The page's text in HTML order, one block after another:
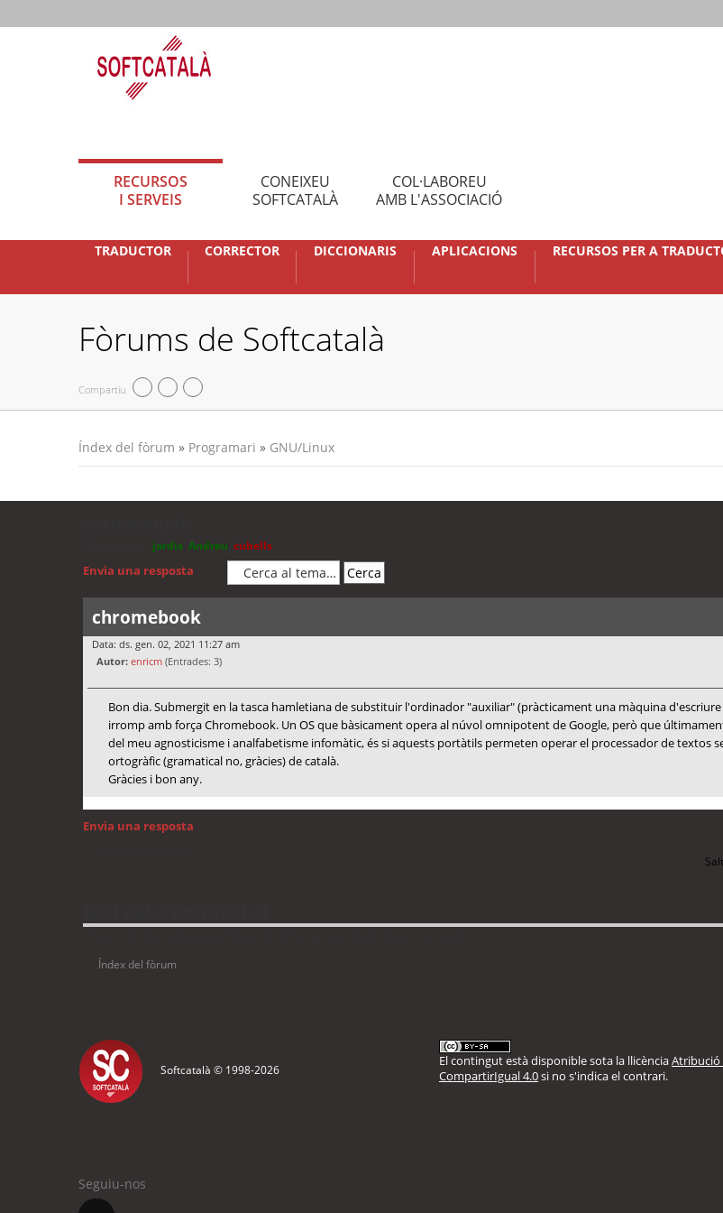
RECURSOS
I SERVEIS
CONEIXEU
SOFTCATALÀ
COL·LABOREU
AMB L'ASSOCIACIÓ
TRADUCTOR CORRECTOR DICCIONARIS APLICACIONS RECURSOS PER A
Fòrums de Softcatalà
Compartiu
Índex del fòrum » Programari » GNU/Linux
jordis Andreu cubells
Envia una resposta
chromebook
Data: ds. gen. 02, 2021 11:27 am
Autor: enricm (Entrades: 3)
Bon dia. Submergit en la tasca hamletiana de substituir l'ordinador "auxiliar" (pràcticament una màquina
irromp amb força Chromebook. Un OS que bàsicament opera al núvol omnipotent de Google, però que
del meu agnosticisme i analfabetisme infomàtic, és si aquests portàtils permeten operar el processador de textos
ortogràfic (gramatical no, gràcies) de català.
Gràcies i bon any.
Envia una resposta
Índex del fòrum
Softcatalà © 1998-2026
El contingut està disponible sota la llicènciaAtribució
CompartirIgual 4.0si no s'indica el contrari.
Seguiu-nos